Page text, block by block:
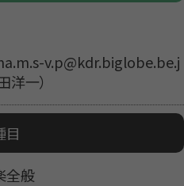
v.p@kdr.biglobe.be.j
洋一）
目
全般